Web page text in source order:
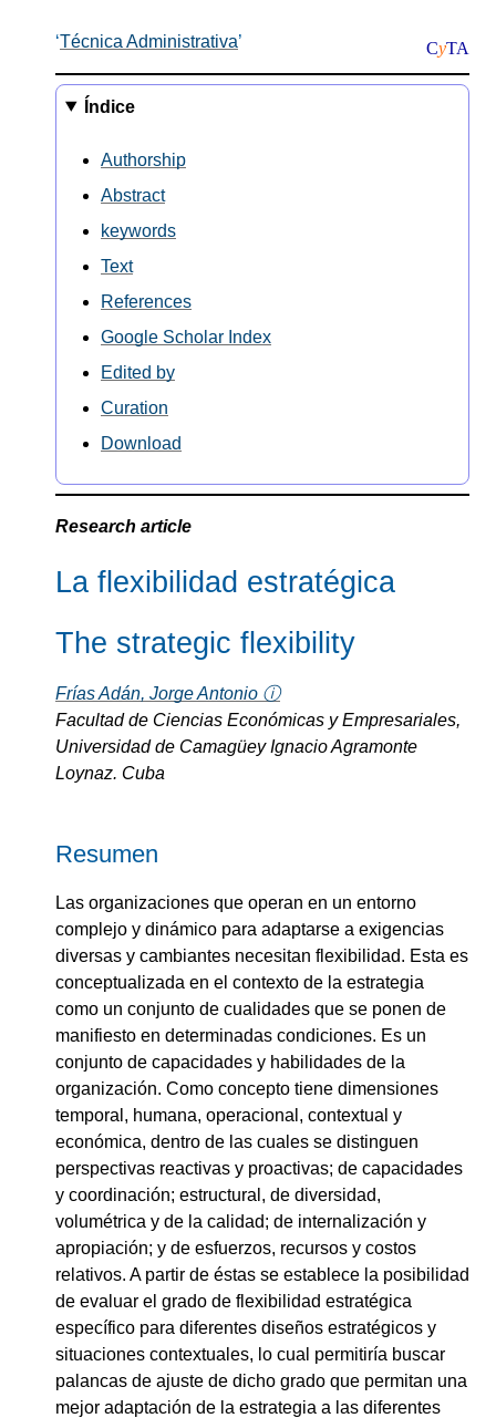
CyTA
Técnica Administrativa
Índice
Authorship
Abstract
keywords
Text
References
Google Scholar Index
Edited by
Curation
Download
Research article
La flexibilidad estratégica
The strategic flexibility
Frías Adán, Jorge Antonio ⓘ
Facultad de Ciencias Económicas y Empresariales,
Universidad de Camagüey Ignacio Agramonte
Loynaz. Cuba
Resumen
Las organizaciones que operan en un entorno
complejo y dinámico para adaptarse a exigencias
diversas y cambiantes necesitan flexibilidad. Esta es
conceptualizada en el contexto de la estrategia
como un conjunto de cualidades que se ponen de
manifiesto en determinadas condiciones. Es un
conjunto de capacidades y habilidades de la
organización. Como concepto tiene dimensiones
temporal, humana, operacional, contextual y
económica, dentro de las cuales se distinguen
perspectivas reactivas y proactivas; de capacidades
y coordinación; estructural, de diversidad,
volumétrica y de la calidad; de internalización y
apropiación; y de esfuerzos, recursos y costos
relativos. A partir de éstas se establece la posibilidad
de evaluar el grado de flexibilidad estratégica
específico para diferentes diseños estratégicos y
situaciones contextuales, lo cual permitiría buscar
palancas de ajuste de dicho grado que permitan una
mejor adaptación de la estrategia a las diferentes